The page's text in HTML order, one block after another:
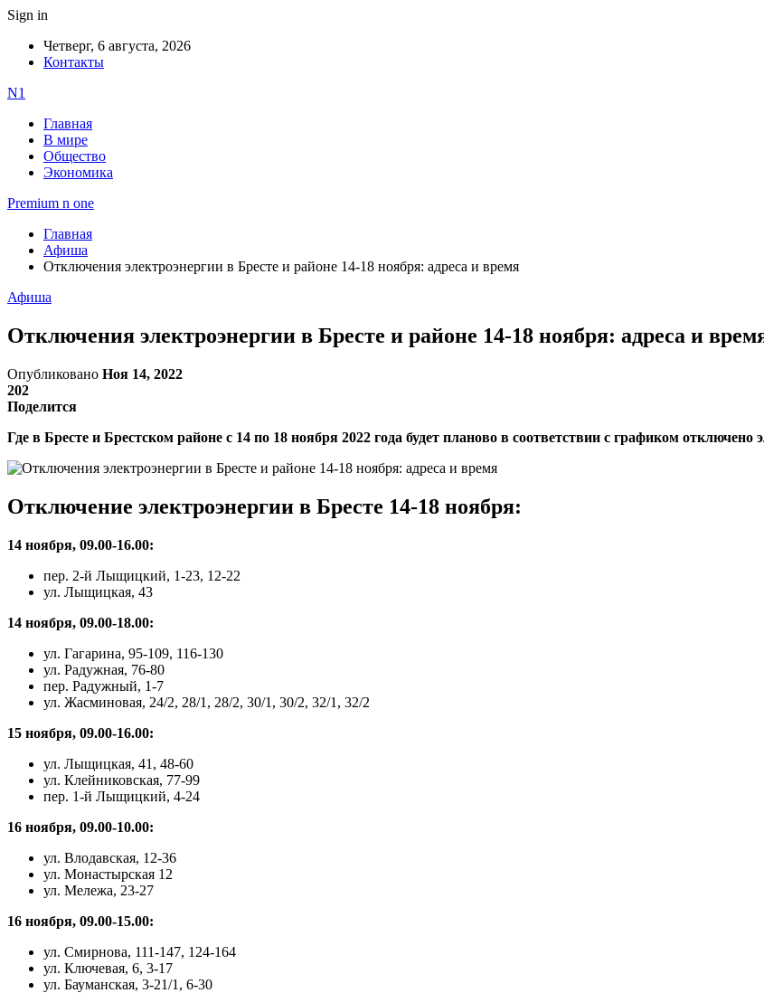
Sign in
Четверг, 6 августа, 2026
Контакты
N1
Главная
В мире
Общество
Экономика
Premium n one
Главная
Афиша
Отключения электроэнергии в Бресте и районе 14-18 ноября: адреса и время
Афиша
Отключения электроэнергии в Бресте и районе 14-18 ноября: адреса и
Опубликовано Ноя 14, 2022
202
Поделится
Где в Бресте и Брестском районе с 14 по 18 ноября 2022 года будет планово в соответствии с графиком
Отключение электроэнергии в Бресте 14-18 ноября:
14 ноября, 09.00-16.00:
пер. 2-й Лыщицкий, 1-23, 12-22
ул. Лыщицкая, 43
14 ноября, 09.00-18.00:
ул. Гагарина, 95-109, 116-130
ул. Радужная, 76-80
пер. Радужный, 1-7
ул. Жасминовая, 24/2, 28/1, 28/2, 30/1, 30/2, 32/1, 32/2
15 ноября, 09.00-16.00:
ул. Лыщицкая, 41, 48-60
ул. Клейниковская, 77-99
пер. 1-й Лыщицкий, 4-24
16 ноября, 09.00-10.00:
ул. Влодавская, 12-36
ул. Монастырская 12
ул. Мележа, 23-27
16 ноября, 09.00-15.00:
ул. Смирнова, 111-147, 124-164
ул. Ключевая, 6, 3-17
ул. Бауманская, 3-21/1, 6-30